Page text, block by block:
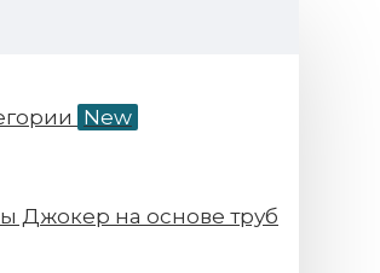
New
Джокер на основе труб